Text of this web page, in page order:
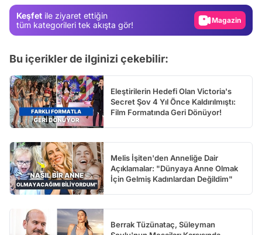
Keşfet ile ziyaret ettiğin
tüm kategorileri tek akışta gör!
Video
Bu içerikler de ilginizi çekebilir:
Eleştirilerin Hedefi Olan Victoria's
Secret Şov 4 Yıl Önce Kaldırılmıştı:
Film Formatında Geri Dönüyor!
Melis İşiten'den Anneliğe Dair
Açıklamalar: "Dünyaya Anne Olmak
İçin Gelmiş Kadınlardan Değildim"
Berrak Tüzünataç, Süleyman